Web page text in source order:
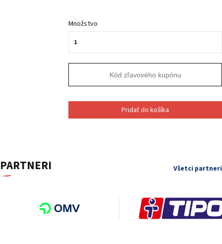
Množstvo
Pridať do košíka
PARTNERI Všetci partneri